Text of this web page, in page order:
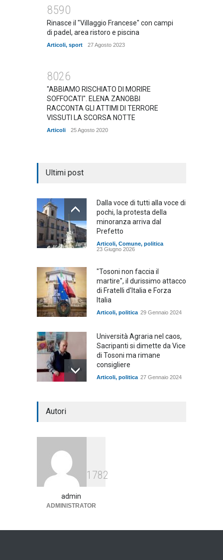
8590
Rinasce il "Villaggio Francese" con campi
di padel, area ristoro e piscina
Articoli, sport 27 Agosto 2023
8026
"ABBIAMO RISCHIATO DI MORIRE
SOFFOCATI". ELENA ZANOBBI
RACCONTA GLI ATTIMI DI TERRORE
VISSUTI LA SCORSA NOTTE
Articoli 25 Agosto 2020
Ultimi post
Dalla voce di tutti alla voce di
pochi, la protesta della
minoranza arriva dal
Prefetto
Articoli, Comune, politica
23 Giugno 2026
"Tosoni non faccia il
martire", il durissimo attacco
di Fratelli d'Italia e Forza
Italia
Articoli, politica 29 Gennaio 2024
Università Agraria nel caos,
Sacripanti si dimette da Vice
di Tosoni ma rimane
consigliere
Articoli, politica 27 Gennaio 2024
Autori
1782
admin
ADMINISTRATOR